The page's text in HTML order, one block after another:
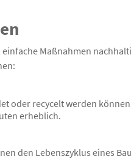
Maßnahmen
oder recycelt werden
erheblich.
den Lebenszyklus eines